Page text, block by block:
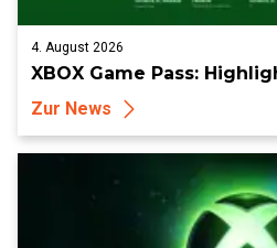
4. August 2026
XBOX Game Pass:
Zur News